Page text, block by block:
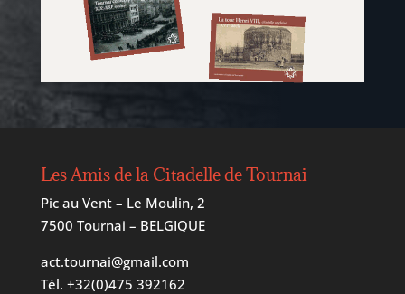
Les Amis de la Citadelle de Tournai
Pic au Vent – Le Moulin, 2
7500 Tournai – BELGIQUE
act.tournai@gmail.com
Tél. +32(0)475 392162